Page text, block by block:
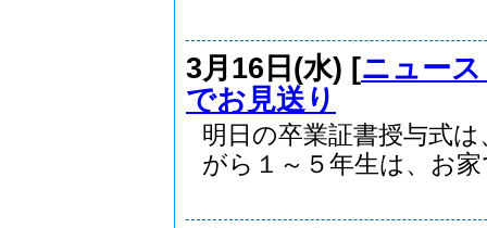
3月16日(水) [ニュー
でお見送り
明日の卒業証書授与式
がら１～５年生は、お家